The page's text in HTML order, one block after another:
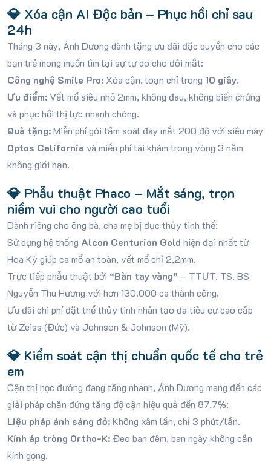
💎 Xóa cận AI Độc bản – Phục hồi chỉ sau
24h
Tháng 3 này, Ánh Dương dành tặng ưu đãi đặc quyền cho các
bạn trẻ mong muốn tìm lại sự tự do cho đôi mắt:
Công nghệ Smile Pro: Xóa cận, loạn chỉ trong 10 giây.
Ưu điểm: Vết mổ siêu nhỏ 2mm, không đau, không biến chứng
và phục hồi thị lực nhanh chóng.
Quà tặng:Miễn phí gói tầm soát đáy mắt 200 độ với siêu máy
Optos California và miễn phí tái khám trong vòng 3 năm
không giới hạn.
💎 Phẫu thuật Phaco – Mắt sáng, trọn
niềm vui cho người cao tuổi
Dành riêng cho ông bà, cha mẹ bị đục thủy tinh thể:
Sử dụng hệ thống Alcon Centurion Gold hiện đại nhất từ
Hoa Kỳ giúp ca mổ an toàn, vết mổ chỉ 2,2mm.
Trực tiếp phẫu thuật bởi “Bàn tay vàng” – TTƯT. TS. BS
Nguyễn Thu Hương với hơn 130.000 ca thành công.
Ưu đãi chi phí đặt thể thủy tinh nhân tạo đa tiêu cự cao cấp
từ Zeiss (Đức) và Johnson & Johnson (Mỹ).
💎 Kiểm soát cận thị chuẩn quốc tế cho trẻ
em
Cận thị học đường đang tăng nhanh, Ánh Dương mang đến các
giải pháp chặn đứng tăng độ cận hiệu quả đến 87,7%:
Liệu pháp ánh sáng đỏ:Không xâm lấn, chỉ 3 phút/lần.
Kính áp tròng Ortho-K: Đeo ban đêm, ban ngày không cần
kính gọng.